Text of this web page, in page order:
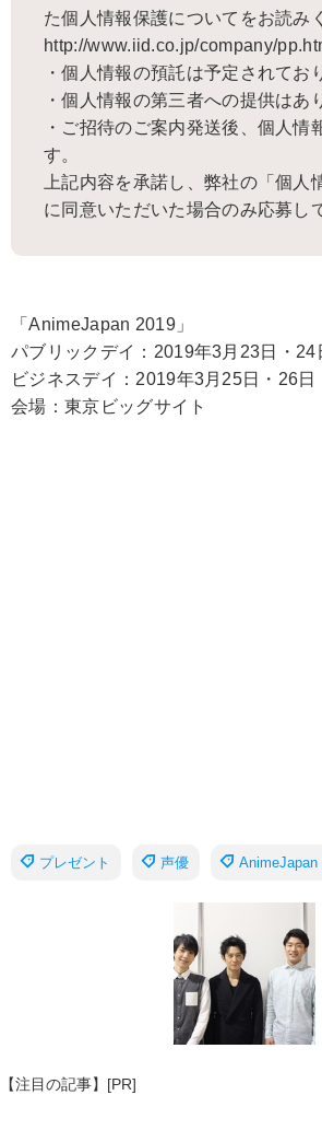
た個人情報保護についてをお読み
http://www.iid.co.jp/company/
・個人情報の預託は予定されてお
・個人情報の第三者への提供はあ
・ご招待のご案内発送後、個人情
す。
上記内容を承諾し、弊社の「個人
に同意いただいた場合のみ応募し
「AnimeJapan 2019」
パブリックデイ：2019年3月23日・24
ビジネスデイ：2019年3月25日・26日
会場：東京ビッグサイト
プレゼント 声優 AnimeJapan
【注目の記事】[PR]